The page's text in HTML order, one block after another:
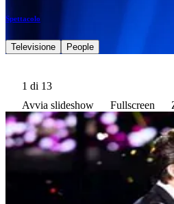
Spettacolo
Televisione People
1 di 13
Avvia slideshow
Fullscreen